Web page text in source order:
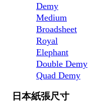
Demy
Medium
Broadsheet
Royal
Elephant
Double Demy
Quad Demy
日本紙張尺寸